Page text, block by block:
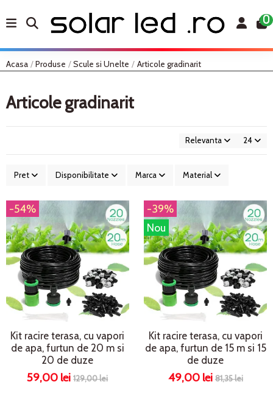
0
Acasa Produse Scule si Unelte Articole gradinarit
Articole gradinarit
Relevanta 24
Pret Disponibilitate Marca Material
-54%
Kit racire terasa, cu vapori
de apa, furtun de 20 m si
20 de duze
59,00 lei129,00 lei
-39%
Nou
Kit racire terasa, cu vapori
de apa, furtun de 15 m si 15
de duze
49,00 lei 81,35 lei